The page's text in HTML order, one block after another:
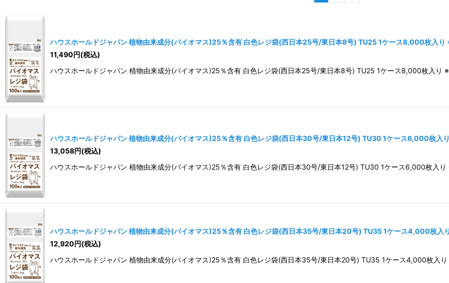
ハウスホールドジャパン 植物由来成分(バイオマス)25％含有 白色レジ袋(西日本25号/東日本8号) TU25 1ケース8,000枚入り
11,490円(税込)
ハウスホールドジャパン 植物由来成分(バイオマス)25％含有 白色レジ袋(西日本25号/東日本8号) TU25 1ケース8,000枚入
ハウスホールドジャパン 植物由来成分(バイオマス)25％含有 白色レジ袋(西日本30号/東日本12号) TU30 1ケース6,000枚入
13,058円(税込)
ハウスホールドジャパン 植物由来成分(バイオマス)25％含有 白色レジ袋(西日本30号/東日本12号) TU30 1ケース6,000枚入
ハウスホールドジャパン 植物由来成分(バイオマス)25％含有 白色レジ袋(西日本35号/東日本20号) TU35 1ケース4,000枚入
12,920円(税込)
ハウスホールドジャパン 植物由来成分(バイオマス)25％含有 白色レジ袋(西日本35号/東日本20号) TU35 1ケース4,000枚